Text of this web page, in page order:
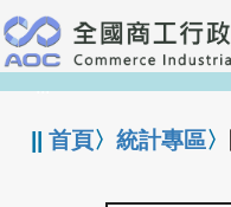
跳
到
主
要
:::
||首頁〉統計專區〉